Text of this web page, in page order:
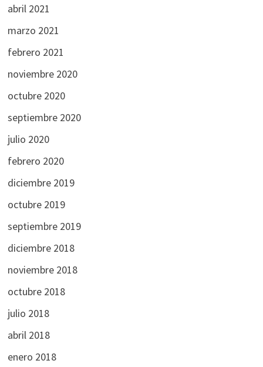
abril 2021
marzo 2021
febrero 2021
noviembre 2020
octubre 2020
septiembre 2020
julio 2020
febrero 2020
diciembre 2019
octubre 2019
septiembre 2019
diciembre 2018
noviembre 2018
octubre 2018
julio 2018
abril 2018
enero 2018